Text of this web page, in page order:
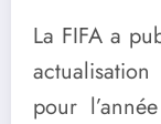
La FIFA a
pour